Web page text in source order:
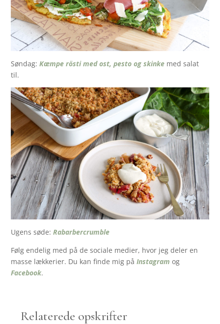
Søndag:Kæmpe rösti med ost, pesto og skinke med salat
til.
Ugens søde:Rabarbercrumble
Følg endelig med på de sociale medier, hvor jeg deler en
masse lækkerier. Du kan finde mig påInstagram og
Facebook.
Relaterede opskrifter